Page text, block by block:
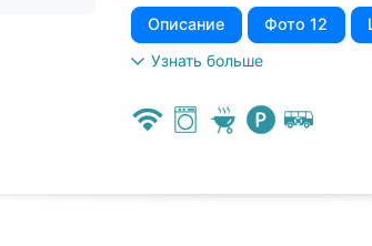
Описание Фото 12
Узнать больше